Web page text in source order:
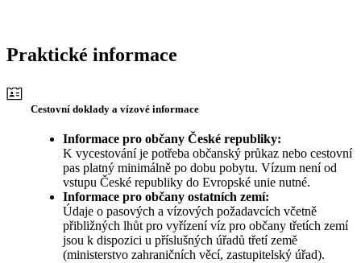
Praktické informace
Cestovní doklady a vízové informace
Informace pro občany České republiky:
K vycestování je potřeba občanský průkaz nebo cestovní
pas platný minimálně po dobu pobytu. Vízum není od
vstupu České republiky do Evropské unie nutné.
Informace pro občany ostatních zemí:
Údaje o pasových a vízových požadavcích včetně
přibližných lhůt pro vyřízení víz pro občany třetích zemí
jsou k dispozici u příslušných úřadů třetí země
(ministerstvo zahraničních věcí, zastupitelský úřad).